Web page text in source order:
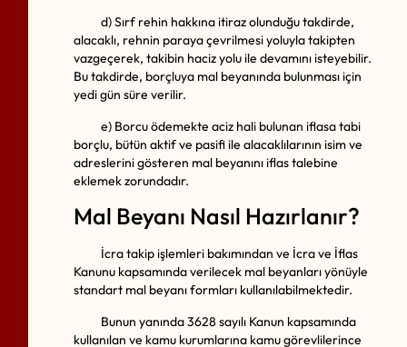
d) Sırf rehin hakkına itiraz olunduğu takdirde,
alacaklı, rehnin paraya çevrilmesi yoluyla takipten
vazgeçerek, takibin haciz yolu ile devamını isteyebilir.
Bu takdirde, borçluya mal beyanında bulunması için
yedi gün süre verilir.
e) Borcu ödemekte aciz hali bulunan iflasa tabi
borçlu, bütün aktif ve pasifi ile alacaklılarının isim ve
adreslerini gösteren mal beyanını iflas talebine
eklemek zorundadır.
Mal Beyanı Nasıl Hazırlanır?
İcra takip işlemleri bakımından ve İcra ve İflas
Kanunu kapsamında verilecek mal beyanları yönüyle
standart mal beyanı formları kullanılabilmektedir.
Bunun yanında 3628 sayılı Kanun kapsamında
kullanılan ve kamu kurumlarına kamu görevlilerince